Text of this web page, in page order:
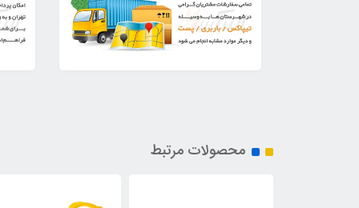
محصولات مرتبط